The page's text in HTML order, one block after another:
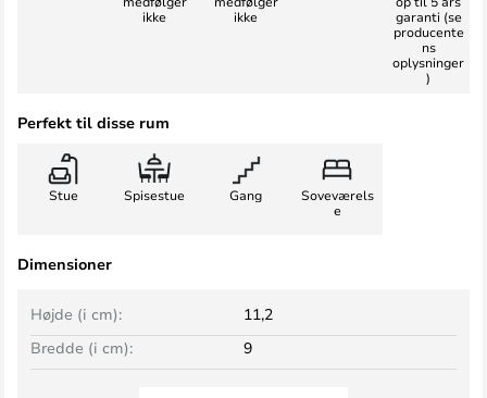
ikke
ikke
garanti (se
producente
ns
oplysninger
)
Perfekt til disse rum
Stue Spisestue Gang
Soveværels
e
Dimensioner
Bredde (i cm): 9
Højde (i cm): 11,2